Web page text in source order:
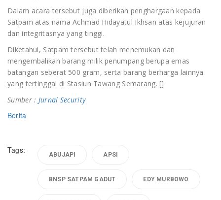
Dalam acara tersebut juga diberikan penghargaan kepada
Satpam atas nama Achmad Hidayatul Ikhsan atas kejujuran
dan integritasnya yang tinggi.
Diketahui, Satpam tersebut telah menemukan dan
mengembalikan barang milik penumpang berupa emas
batangan seberat 500 gram, serta barang berharga lainnya
yang tertinggal di Stasiun Tawang Semarang. []
Sumber : Jurnal Security
Berita
Tags: ABUJAPI APSI
BNSP SATPAM GADUT EDY MURBOWO